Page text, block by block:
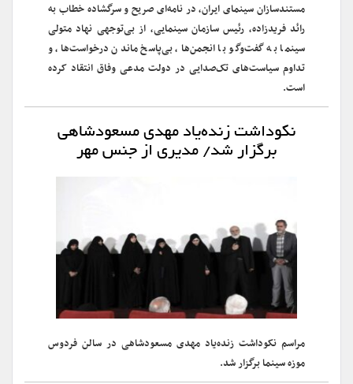
مستندسازان سینمای ایران، در نامه‌ای صریح و سرگشاده خطاب به
رائد فریدزاده، رئیس سازمان سینمایی، از بی‌توجهی نهاد متولی
سینما به گفت‌وگو با انجمن‌ها، بی‌پاسخ ماندن درخواست‌ها، و
تداوم سیاست‌های تک‌صدایی در دولت مدعی وفاق انتقاد کرده
است.
نکوداشت زنده‌یاد مهدی مسعودشاهی
برگزار شد/ مدیری از جنس مهر
مراسم نکوداشت زنده‌یاد مهدی مسعودشاهی در سالن فردوس
موزه سینما برگزار شد.